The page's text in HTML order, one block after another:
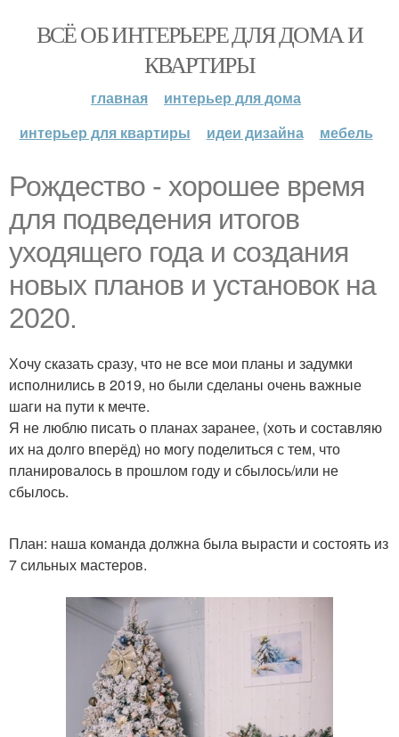
ВСЁ ОБ ИНТЕРЬЕРЕ ДЛЯ ДОМА И
КВАРТИРЫ
главная
интерьер для дома
интерьер для квартиры
идеи дизайна мебель
Рождество - хорошее время
для подведения итогов
уходящего года и создания
новых планов и установок на
2020.
Хочу сказать сразу, что не все мои планы и задумки
исполнились в 2019, но были сделаны очень важные
шаги на пути к мечте.
Я не люблю писать о планах заранее, (хоть и составляю
их на долго вперёд) но могу поделиться с тем, что
планировалось в прошлом году и сбылось/или не
сбылось.
План: наша команда должна была вырасти и состоять из
7 сильных мастеров.